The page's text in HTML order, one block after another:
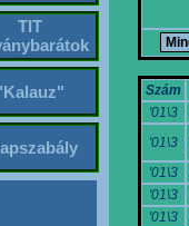
TIT
Szám
'01\3
'01\3
'01\3
'01\3
'01\3